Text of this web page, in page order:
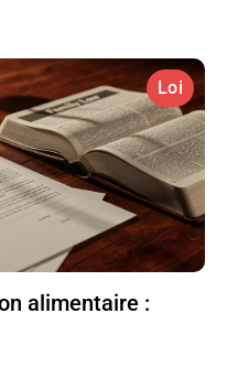
Loi
alimentaire :